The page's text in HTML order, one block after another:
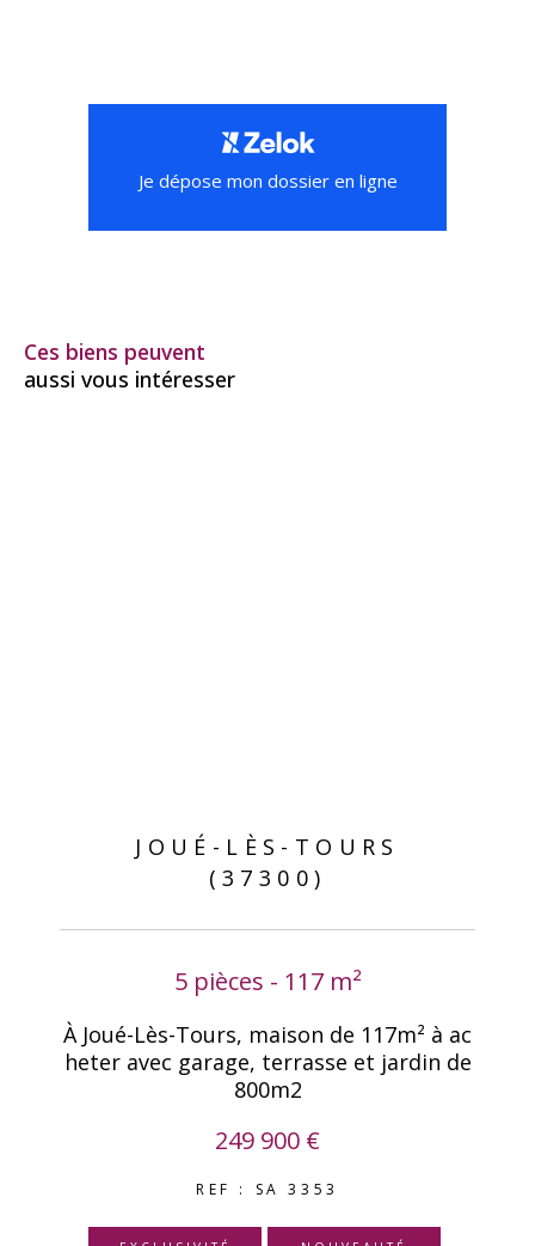
Je dépose mon dossier en ligne
Ces biens peuvent
aussi vous intéresser
JOUÉ-LÈS-TOURS
(37300)
5 pièces - 117 m²
À Joué-Lès-Tours, maison de 117m² à ac
heter avec garage, terrasse et jardin de
800m2
249 900 €
REF : SA 3353